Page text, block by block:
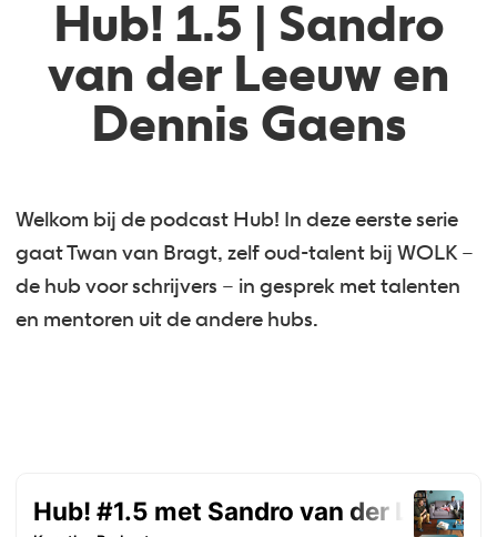
Hub! 1.5 | Sandro
van der Leeuw en
Dennis Gaens
Welkom bij de podcast Hub! In deze eerste serie
gaat Twan van Bragt, zelf oud-talent bij WOLK –
de hub voor schrijvers – in gesprek met talenten
en mentoren uit de andere hubs.